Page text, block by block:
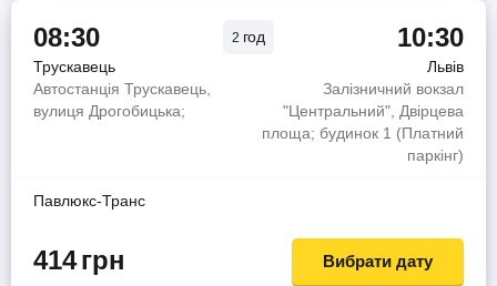
08:30 2 год 10:30
Трускавець
Львів
Автостанція Трускавець,
вулиця Дрогобицька;
Залізничний вокзал
"Центральний", Двірцева
площа; будинок 1 (Платний
паркінг)
Павлюкс-Транс
414грн Вибрати дату